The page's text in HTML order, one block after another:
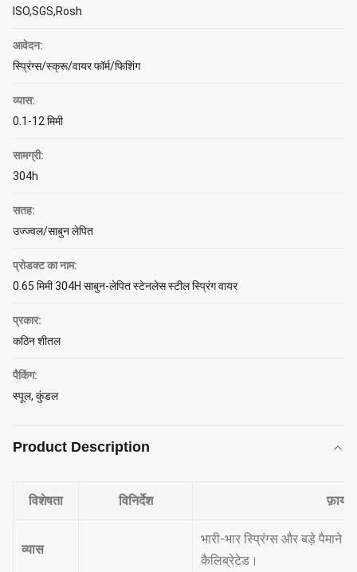
ISO,SGS,Rosh
आवेदन:
स्प्रिंग्स/स्क्रू/वायर फॉर्म/फिशिंग
व्यास:
0.1-12 मिमी
सामग्री:
304h
सतह:
उज्ज्वल/साबुन लेपित
प्रोडक्ट का नाम:
0.65 मिमी 304H साबुन-लेपित स्टेनलेस स्टील स्प्रिंग वायर
प्रकार:
कठिन शीतल
पैकिंग:
स्पूल, कुंडल
Product Description
विशेषता विनिर्देश फ़ायदा
व्यास
भारी-भार स्प्रिंग्स और बड़े पैमाने
कैलिब्रेटेड।